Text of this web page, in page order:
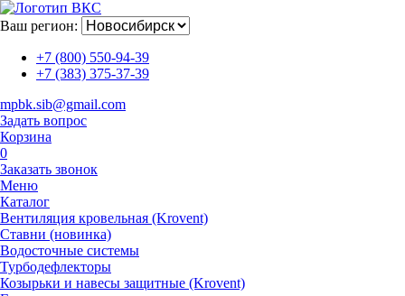
Ваш регион:
+7 (800) 550-94-39
+7 (383) 375-37-39
mpbk.sib@gmail.com
Задать вопрос
Корзина
0
Заказать звонок
Меню
Каталог
Вентиляция кровельная (Krovent)
Ставни (новинка)
Водосточные системы
Турбодефлекторы
Козырьки и навесы защитные (Krovent)